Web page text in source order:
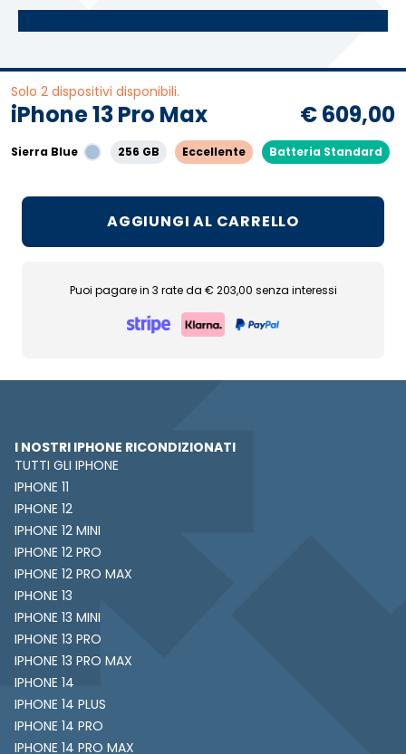
Solo 2 dispositivi disponibili.
iPhone 13 Pro Max € 609,00
Sierra Blue 256 GB Eccellente Batteria Standard
AGGIUNGI AL CARRELLO
Puoi pagare in 3 rate da € 203,00 senza interessi
I NOSTRI IPHONE RICONDIZIONATI
TUTTI GLI IPHONE
IPHONE 11
IPHONE 12
IPHONE 12 MINI
IPHONE 12 PRO
IPHONE 12 PRO MAX
IPHONE 13
IPHONE 13 MINI
IPHONE 13 PRO
IPHONE 13 PRO MAX
IPHONE 14
IPHONE 14 PLUS
IPHONE 14 PRO
IPHONE 14 PRO MAX